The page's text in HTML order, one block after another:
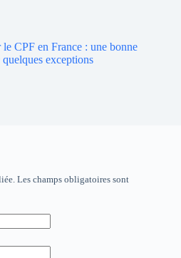
CPF en France : une bonne
exceptions
Les champs obligatoires sont